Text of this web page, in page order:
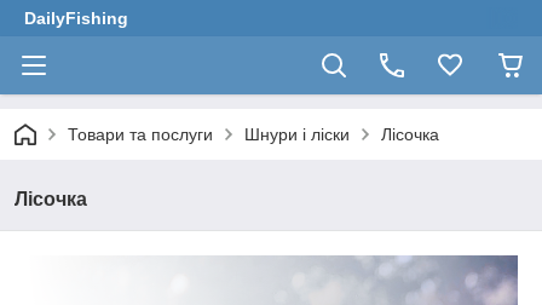
DailyFishing
Товари та послуги Шнури і ліски Лісочка
Лісочка